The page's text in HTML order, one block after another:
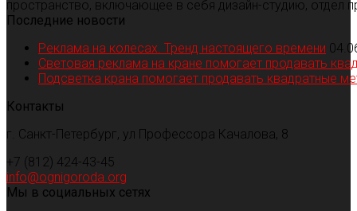
пространство, включающее в себя дизайн-студию, отдел
Последние новости
Реклама на колесах. Тренд настоящего времени
Световая реклама на кране помогает продавать
Подсветка крана помогает продавать квадратные
Контакты
г. Санкт-Петербург, ул Профессора Качалова, 8
+7 (812) 424-43-45
info@ognigoroda.org
Мы в социальных сетях